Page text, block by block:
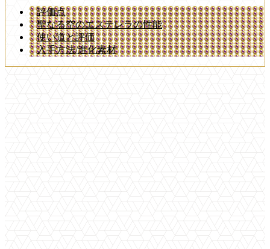
評価点
聖なる空のエステレラの性能
使い道と評価
入手方法/進化素材